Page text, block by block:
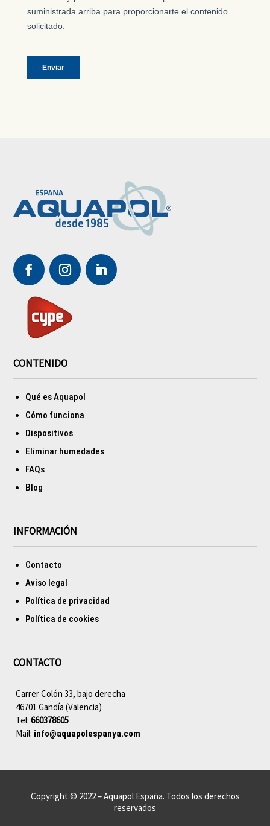
CONTENIDO
Qué es Aquapol
Cómo funciona
Dispositivos
Eliminar humedades
FAQs
Blog
INFORMACIÓN
Contacto
Aviso legal
Política de privacidad
Política de cookies
CONTACTO
Carrer Colón 33, bajo derecha
46701 Gandía (Valencia)
Tel:660378605
Mail: info@aquapolespanya.com
Copyright © 2022 – Aquapol España. Todos los derechos
reservados